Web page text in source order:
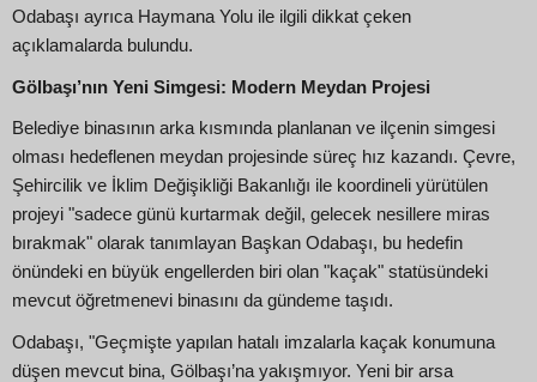
Odabaşı ayrıca Haymana Yolu ile ilgili dikkat çeken
açıklamalarda bulundu.
Gölbaşı’nın Yeni Simgesi: Modern Meydan Projesi
Belediye binasının arka kısmında planlanan ve ilçenin simgesi
olması hedeflenen meydan projesinde süreç hız kazandı. Çevre,
Şehircilik ve İklim Değişikliği Bakanlığı ile koordineli yürütülen
projeyi "sadece günü kurtarmak değil, gelecek nesillere miras
bırakmak" olarak tanımlayan Başkan Odabaşı, bu hedefin
önündeki en büyük engellerden biri olan "kaçak" statüsündeki
mevcut öğretmenevi binasını da gündeme taşıdı.
Odabaşı, "Geçmişte yapılan hatalı imzalarla kaçak konumuna
düşen mevcut bina, Gölbaşı’na yakışmıyor. Yeni bir arsa